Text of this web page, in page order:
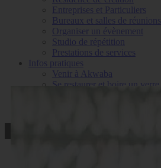
Entreprises et Particuliers
Bureaux et salles de réunions
Organiser un évènement
Studio de répétition
Prestations de services
Infos pratiques
Venir à Akwaba
Se restaurer et boire un verre